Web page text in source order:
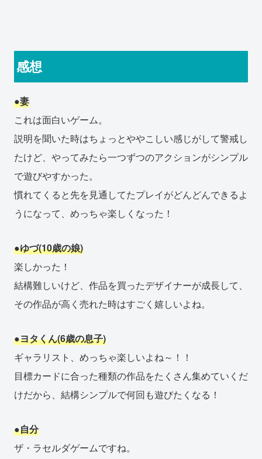
感想
●妻
これは面白いゲーム。
説明を聞いた時はちょっとややこしい感じがして警戒し
たけど、やってみたら一つずつのアクションがシンプル
で遊びやすかった。
慣れてくると先を見通してたプレイがどんどんできるよ
うになって、めっちゃ楽しくなった！
●ゆづ(10歳の娘)
楽しかった！
結構難しいけど、作品を買ったデザイナーが成長して、
その作品が高く売れた時はすごく嬉しいよね。
●ヨタくん(6歳の息子)
ギャラリスト、めっちゃ楽しいよね～！！
目標カードに合った種類の作品をたくさん集めていくだ
けだから、結構シンプルで何回も遊びたくなる！
●自分
ザ・ラセルダゲームですね。